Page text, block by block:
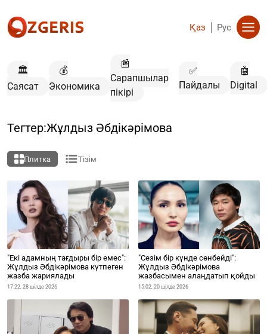
Қаз Рус
🏛️
Саясат
💰
Экономика
📰
Сарапшылар
пікірі
✅
Пайдалы
🤖
Digital
Тегтер:Жұлдыз Әбдікәрімова
Плитка Тізім
"Екі адамның тағдыры бір емес":
Жұлдыз Әбдікәрімова күтпеген
жазба жариялады
17:22, 28 шілде 2026
"Сезім бір күнде сөнбейді":
Жұлдыз Әбдікәрімова
жазбасымен алаңдатып қойды
15:02, 20 шілде 2026